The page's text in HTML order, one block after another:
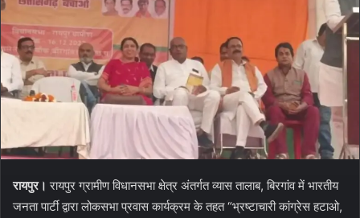
रायपुर। रायपुर ग्रामीण विधानसभा क्षेत्र अंतर्गत व्यास तालाब, बिरगांव में भारतीय
जनता पार्टी द्वारा लोकसभा प्रवास कार्यक्रम के तहत “भ्रष्टाचारी कांग्रेस हटाओ,